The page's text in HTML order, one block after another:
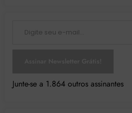
Junte-se a 1.864 outros assinantes